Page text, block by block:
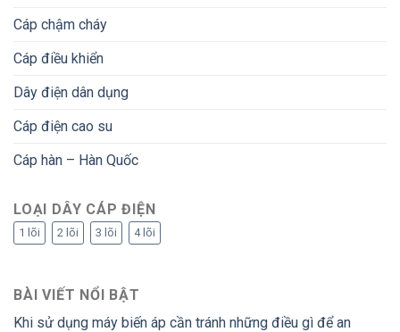
Cáp chậm cháy
Cáp điều khiển
Dây điện dân dụng
Cáp điện cao su
Cáp hàn – Hàn Quốc
LOẠI DÂY CÁP ĐIỆN
1 lõi 2 lõi 3 lõi 4 lõi
BÀI VIẾT NỔI BẬT
Khi sử dụng máy biến áp cần tránh những điều gì để an